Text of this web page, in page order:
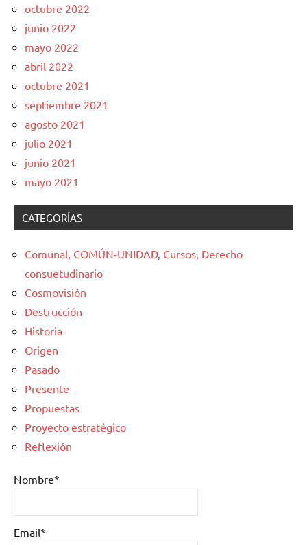
octubre 2022
junio 2022
mayo 2022
abril 2022
octubre 2021
septiembre 2021
agosto 2021
julio 2021
junio 2021
mayo 2021
CATEGORÍAS
Comunal, COMÚN-UNIDAD, Cursos, Derecho
consuetudinario
Cosmovisión
Destrucción
Historia
Origen
Pasado
Presente
Propuestas
Proyecto estratégico
Reflexión
Nombre*
Email*